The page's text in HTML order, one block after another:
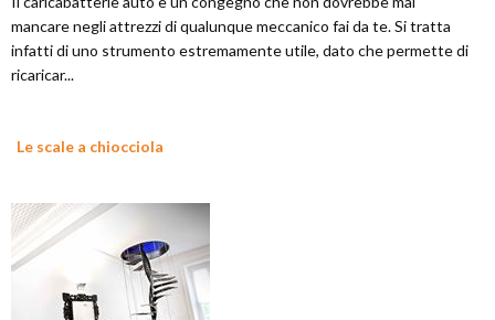
mancare negli attrezzi di qualunque meccanico fai da te. Si tratta
infatti di uno strumento estremamente utile, dato che permette di
ricaricar...
Le scale a chiocciola